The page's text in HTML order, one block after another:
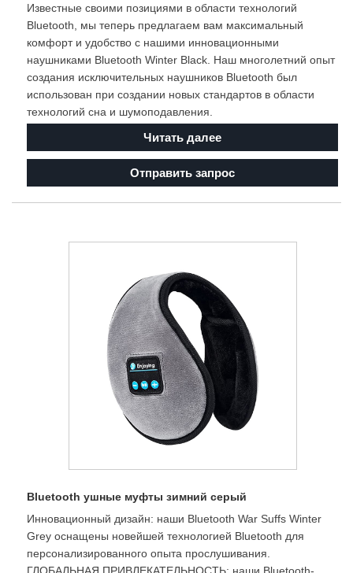
Известные своими позициями в области технологий
Bluetooth, мы теперь предлагаем вам максимальный
комфорт и удобство с нашими инновационными
наушниками Bluetooth Winter Black. Наш многолетний опыт
создания исключительных наушников Bluetooth был
использован при создании новых стандартов в области
технологий сна и шумоподавления.
Читать далее
Отправить запрос
Bluetooth ушные муфты зимний серый
Инновационный дизайн: наши Bluetooth War Suffs Winter
Grey оснащены новейшей технологией Bluetooth для
персонализированного опыта прослушивания.
ГЛОБАЛЬНАЯ ПРИВЛЕКАТЕЛЬНОСТЬ: наши Bluetooth-